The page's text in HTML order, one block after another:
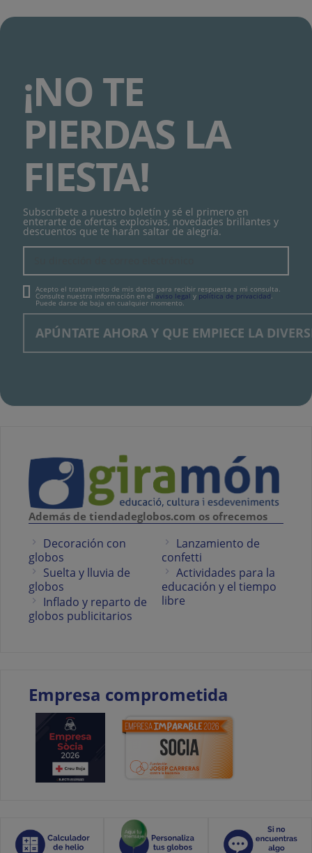
¡NO TE
PIERDAS LA
FIESTA!
Subscríbete a nuestro boletín y sé el primero en
enterarte de ofertas explosivas, novedades brillantes y
descuentos que te harán saltar de alegría.
Acepto el tratamiento de mis datos para recibir respuesta a mi consulta.
Consulte nuestra información en el aviso legal y política de privacidad
Puede darse de baja en cualquier momento.
Además de tiendadeglobos.com os ofrecemos
Decoración con
globos
Suelta y lluvia de
globos
Inflado y reparto de
globos publicitarios
Lanzamiento de
confetti
Actividades para la
educación y el tiempo
libre
Empresa comprometida